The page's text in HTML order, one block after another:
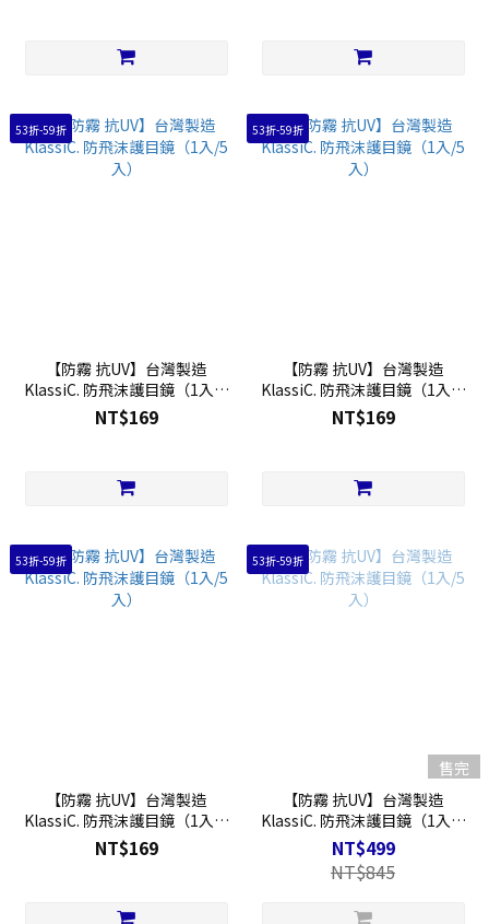
53折-59折
【防霧 抗UV】台灣製造
KlassiC. 防飛沫護目鏡（1入/5
入）
NT$169
53折-59折
【防霧 抗UV】台灣製造
KlassiC. 防飛沫護目鏡（1入/5
入）
NT$169
53折-59折
【防霧 抗UV】台灣製造
KlassiC. 防飛沫護目鏡（1入/5
入）
NT$169
53折-59折
售完
【防霧 抗UV】台灣製造
KlassiC. 防飛沫護目鏡（1入/5
入）
NT$499
NT$845